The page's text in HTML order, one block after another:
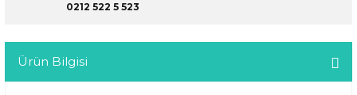
0212 522 5 523
Ürün Bilgisi